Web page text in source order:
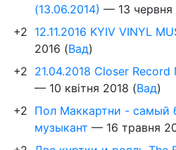
(13.06.2014) — 13
+2 12.11.2016 KYIV VINYL
2016 (Вад)
+2 21.04.2018 Closer
— 10 квітня 2018 (Вад)
+2 Пол Маккартни - самый
музыкант — 16 травня